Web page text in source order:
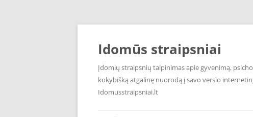
Pereiti
turinio
Idomūs straipsniai
Įdomių straipsnių talpinimas apie gyvenimą,
kokybišką atgalinę nuorodą į savo verslo
Idomusstraipsniai.lt